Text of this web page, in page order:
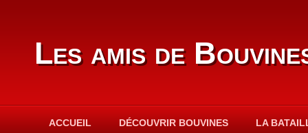
Les amis de
ACCUEIL DÉCOUVRIR BOUVINES LA